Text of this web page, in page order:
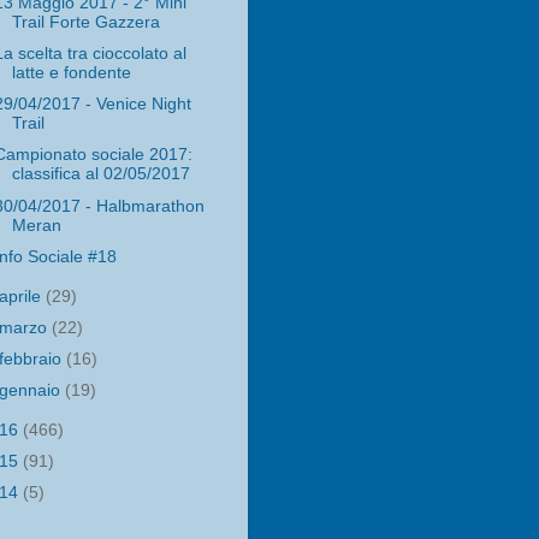
Trail Forte Gazzera
scelta tra cioccolato al
latte e fondente
04/2017 - Venice Night
Trail
sociale 2017:
classifica al 02/05/2017
04/2017 - Halbmarathon
Meran
Sociale #18
aprile (29)
marzo (22)
febbraio (16)
gennaio (19)
(466)
(91)
(5)